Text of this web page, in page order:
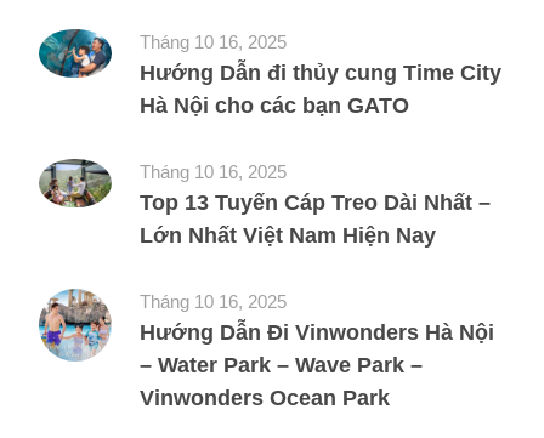
Tháng 10 16, 2025
Hướng Dẫn đi thủy cung Time City
Hà Nội cho các bạn GATO
Tháng 10 16, 2025
Top 13 Tuyến Cáp Treo Dài Nhất –
Lớn Nhất Việt Nam Hiện Nay
Tháng 10 16, 2025
Hướng Dẫn Đi Vinwonders Hà Nội
– Water Park – Wave Park –
Vinwonders Ocean Park